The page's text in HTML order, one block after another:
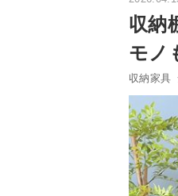
収納
モノ
収納家具